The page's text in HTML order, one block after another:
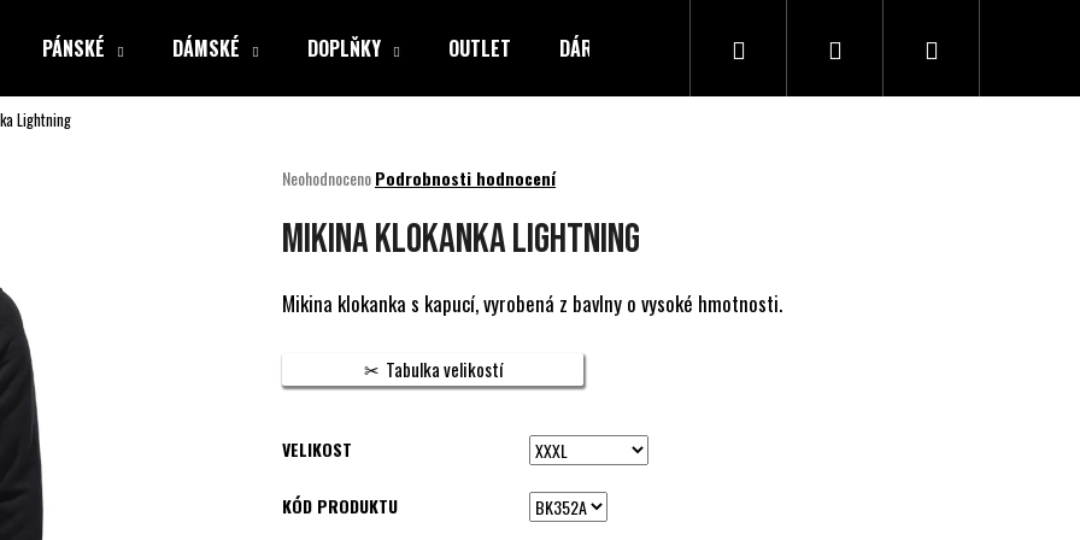
PÁNSKÉ DÁMSKÉ DOPLŇKY OUTLET DÁRKOVÝ POUKAZ Hledat Přihlášení Nákupní
Lightning
Průměrné
produktu
je
z
5
NeohodnocenoPodrobnosti hodnocení
Mikina klokanka Lightning
Mikina klokanka s kapucí, vyrobená z bavlny o vysoké hmotnosti.
Tabulka velikostí
VELIKOST
KÓD PRODUKTU
Co potřebujete najít?
HLEDAT